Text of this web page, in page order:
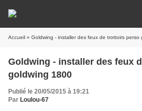
Accueil » Goldwing - installer des feux de trottoirs perso
Goldwing - installer des feux
goldwing 1800
Publié le 20/05/2015 à 19:21
Par Loulou-67